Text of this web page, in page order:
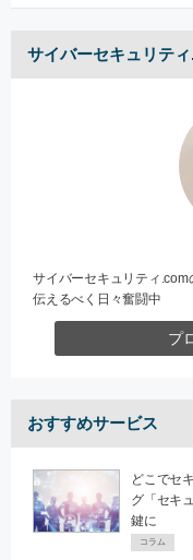
サイバーセキュリテ
サイバーセキュリティ
伝えるべく日々奮闘中
プ
おすすめサービス
どこでセ
グ「セキ
鍵に
コラム